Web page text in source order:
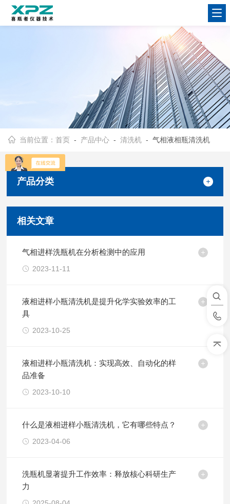
当前位置：首页 - 产品中心 -清洗机 - 气相液相瓶清洗机
产品分类
相关文章
气相进样洗瓶机在分析检测中的应用
2023-11-11
液相进样小瓶清洗机是提升化学实验效率的工
具
2023-10-25
液相进样小瓶清洗机：实现高效、自动化的样
品准备
2023-10-10
什么是液相进样小瓶清洗机，它有哪些特点？
2023-04-06
洗瓶机显著提升工作效率：释放核心科研生产
力